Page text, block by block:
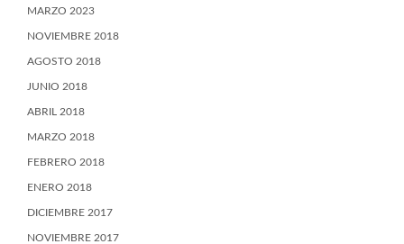
MARZO 2023
NOVIEMBRE 2018
AGOSTO 2018
JUNIO 2018
ABRIL 2018
MARZO 2018
FEBRERO 2018
ENERO 2018
DICIEMBRE 2017
NOVIEMBRE 2017